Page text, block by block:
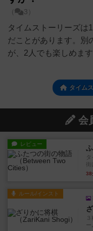
（ 3）
タイムストーリーズは
だことがあります。別
が、2人でも楽しめます
タイム
会
レビュー
街
38
ルール/インスト
ー